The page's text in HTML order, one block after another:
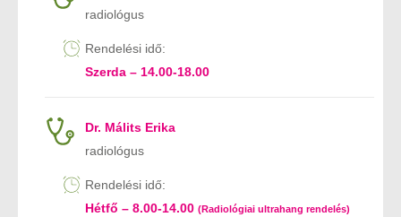
radiológus
Rendelési idő:
Szerda – 14.00-18.00
Dr. Málits Erika
radiológus
Rendelési idő:
Hétfő – 8.00-14.00 (Radiológiai ultrahang rendelés)